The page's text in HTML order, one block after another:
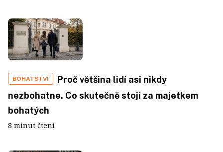
BOHATSTVÍ
Proč většina lidí asi nikdy
nezbohatne. Co skutečně stojí za majetkem
bohatých
8 minut čtení